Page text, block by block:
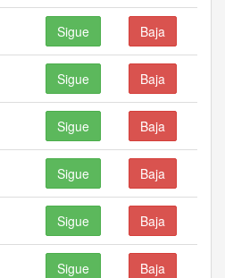
Sigue Baja
Sigue Baja
Sigue Baja
Sigue Baja
Sigue Baja
Sigue Baja